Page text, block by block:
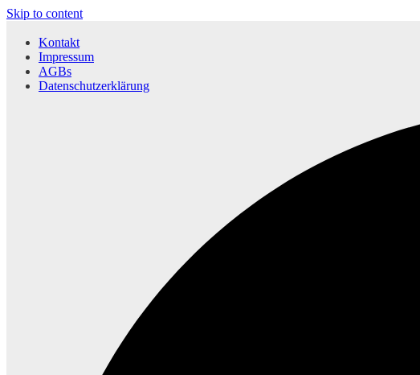
Skip to content
Kontakt
Impressum
AGBs
Datenschutzerklärung